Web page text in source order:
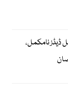
ڈیڈز نامکمل،